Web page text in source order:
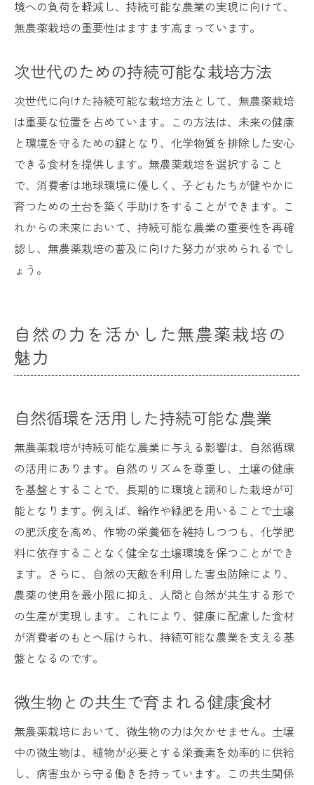
境への負荷を軽減し、持続可能な農業の実現に向けて、
無農薬栽培の重要性はますます高まっています。
次世代のための持続可能な栽培方法
次世代に向けた持続可能な栽培方法として、無農薬栽培
は重要な位置を占めています。この方法は、未来の健康
と環境を守るための鍵となり、化学物質を排除した安心
できる食材を提供します。無農薬栽培を選択すること
で、消費者は地球環境に優しく、子どもたちが健やかに
育つための土台を築く手助けをすることができます。こ
れからの未来において、持続可能な農業の重要性を再確
認し、無農薬栽培の普及に向けた努力が求められるでし
ょう。
自然の力を活かした無農薬栽培の
魅力
自然循環を活用した持続可能な農業
無農薬栽培が持続可能な農業に与える影響は、自然循環
の活用にあります。自然のリズムを尊重し、土壌の健康
を基盤とすることで、長期的に環境と調和した栽培が可
能となります。例えば、輪作や緑肥を用いることで土壌
の肥沃度を高め、作物の栄養価を維持しつつも、化学肥
料に依存することなく健全な土壌環境を保つことができ
ます。さらに、自然の天敵を利用した害虫防除により、
農薬の使用を最小限に抑え、人間と自然が共生する形で
の生産が実現します。これにより、健康に配慮した食材
が消費者のもとへ届けられ、持続可能な農業を支える基
盤となるのです。
微生物との共生で育まれる健康食材
無農薬栽培において、微生物の力は欠かせません。土壌
中の微生物は、植物が必要とする栄養素を効率的に供給
し、病害虫から守る働きを持っています。この共生関係